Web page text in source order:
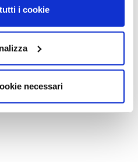
i cookie
necessari